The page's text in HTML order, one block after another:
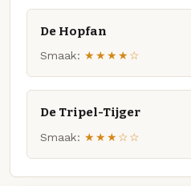
De Hopfan
Smaak: ★★★★☆
De Tripel-Tijger
Smaak: ★★★☆☆